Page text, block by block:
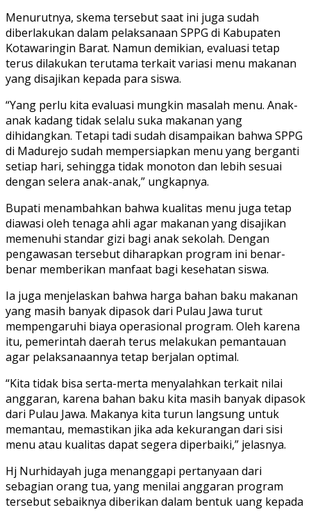
Menurutnya, skema tersebut saat ini juga sudah
diberlakukan dalam pelaksanaan SPPG di Kabupaten
Kotawaringin Barat. Namun demikian, evaluasi tetap
terus dilakukan terutama terkait variasi menu makanan
yang disajikan kepada para siswa.
“Yang perlu kita evaluasi mungkin masalah menu. Anak-
anak kadang tidak selalu suka makanan yang
dihidangkan. Tetapi tadi sudah disampaikan bahwa SPPG
di Madurejo sudah mempersiapkan menu yang berganti
setiap hari, sehingga tidak monoton dan lebih sesuai
dengan selera anak-anak,” ungkapnya.
Bupati menambahkan bahwa kualitas menu juga tetap
diawasi oleh tenaga ahli agar makanan yang disajikan
memenuhi standar gizi bagi anak sekolah. Dengan
pengawasan tersebut diharapkan program ini benar-
benar memberikan manfaat bagi kesehatan siswa.
Ia juga menjelaskan bahwa harga bahan baku makanan
yang masih banyak dipasok dari Pulau Jawa turut
mempengaruhi biaya operasional program. Oleh karena
itu, pemerintah daerah terus melakukan pemantauan
agar pelaksanaannya tetap berjalan optimal.
“Kita tidak bisa serta-merta menyalahkan terkait nilai
anggaran, karena bahan baku kita masih banyak dipasok
dari Pulau Jawa. Makanya kita turun langsung untuk
memantau, memastikan jika ada kekurangan dari sisi
menu atau kualitas dapat segera diperbaiki,” jelasnya.
Hj Nurhidayah juga menanggapi pertanyaan dari
sebagian orang tua, yang menilai anggaran program
tersebut sebaiknya diberikan dalam bentuk uang kepada